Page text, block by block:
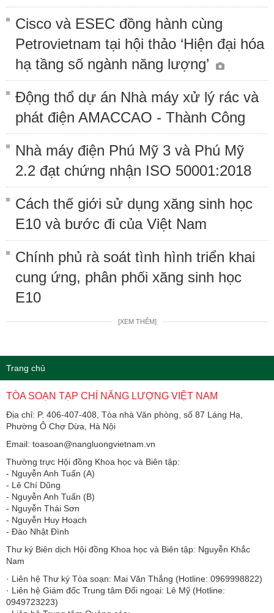
Cisco và ESEC đồng hành cùng
Petrovietnam tại hội thảo ‘Hiện đại hóa
hạ tầng số ngành năng lượng’
Động thổ dự án Nhà máy xử lý rác và
phát điện AMACCAO - Thành Công
Nhà máy điện Phú Mỹ 3 và Phú Mỹ
2.2 đạt chứng nhận ISO 50001:2018
Cách thế giới sử dụng xăng sinh học
E10 và bước đi của Việt Nam
Chính phủ rà soát tình hình triển khai
cung ứng, phân phối xăng sinh học
E10
[XEM THÊM]
Trang chủ
TÒA SOẠN TẠP CHÍ NĂNG LƯỢNG VIỆT NAM
Địa chỉ: P. 406-407-408, Tòa nhà Văn phòng, số 87 Láng Hạ,
Phường Ô Chợ Dừa, Hà Nội
Email: toasoan@nangluongvietnam.vn
Thường trực Hội đồng Khoa học và Biên tập:
​​​​​​- Nguyễn Anh Tuấn (A)
- Lê Chí Dũng
- Nguyễn Anh Tuấn (B)
- Nguyễn Thái Sơn
- Nguyễn Huy Hoạch
- Đào Nhật Đình
Thư ký Biên dịch Hội đồng Khoa học và Biên tập: Nguyễn Khắc
Nam
· Liên hệ Thư ký Tòa soạn: Mai Văn Thắng (Hotline: 0969998822)
· Liên hệ Giám đốc Trung tâm Đối ngoại: Lê Mỹ (Hotline:
0949723223)